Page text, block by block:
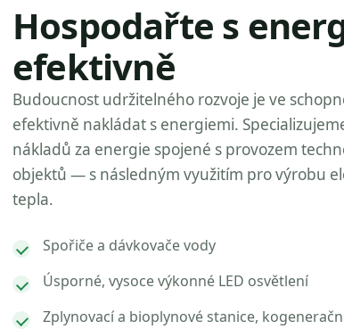
Hospodařte s
efektivně
Budoucnost udržitelného rozvoje je ve
efektivně nakládat s energiemi.
nákladů za energie spojené s provozem
objektů — s následným využitím pro výrobu
tepla.
Spořiče a dávkovače vody
Úsporné, vysoce výkonné LED osvětlení
Zplynovací a bioplynové stanice,